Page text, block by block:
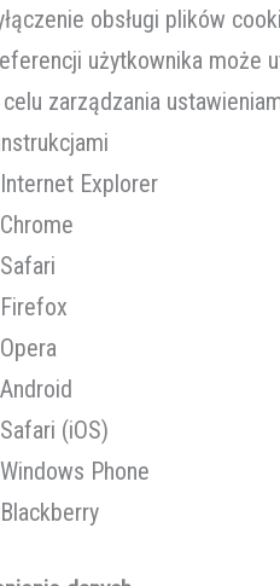
obsługi plików
użytkownika może
celu zarządzania
Explorer
(iOS)
Phone